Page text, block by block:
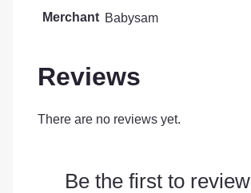
Merchant Babysam
Reviews
There are no reviews yet.
Be the first to review